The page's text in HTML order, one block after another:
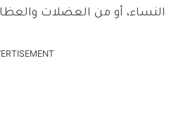
النساء، أو من العضلات